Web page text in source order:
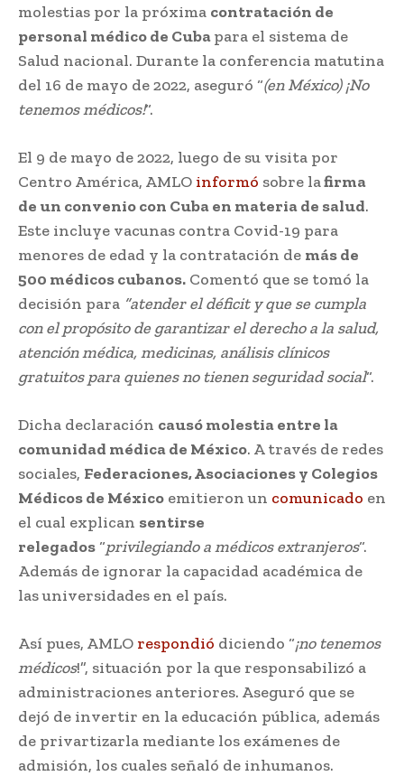
molestias por la próxima contratación de
personal médico de Cubapara el sistema de
Salud nacional. Durante la conferencia matutina
del 16 de mayo de 2022, aseguró “(en México) ¡No
tenemos médicos!“.
El 9 de mayo de 2022, luego de su visita por
Centro América, AMLO informó sobre lafirma
de un convenio con Cuba en materia de salud.
Este incluye vacunas contra Covid-19 para
menores de edad y la contratación de más de
500 médicos cubanos. Comentó que se tomó la
decisión para “atender el déficit y que se cumpla
con el propósito de garantizar el derecho a la salud,
atención médica, medicinas, análisis clínicos
gratuitos para quienes no tienen seguridad social“.
Dicha declaración causó molestia entre la
comunidad médica de México. A través de redes
sociales, Federaciones, Asociaciones y Colegios
Médicos de México emitieron un comunicado en
el cual explican sentirse
relegados “privilegiando a médicos extranjeros“.
Además de ignorar la capacidad académica de
las universidades en el país.
Así pues, AMLO respondió diciendo “¡no tenemos
médicos!”, situación por la que responsabilizó a
administraciones anteriores. Aseguró que se
dejó de invertir en la educación pública, además
de privartizarla mediante los exámenes de
admisión, los cuales señaló de inhumanos.